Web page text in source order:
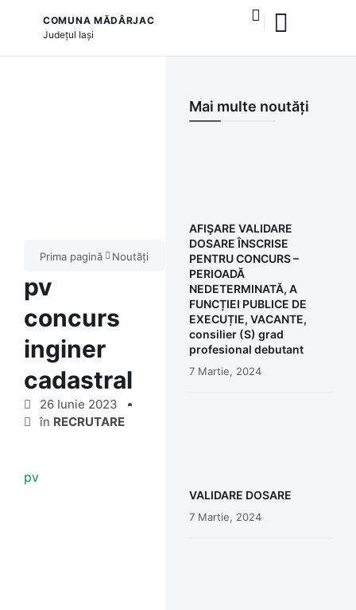
COMUNA MĂDÂRJAC
Județul Iași
Prima pagină Noutăți
pv
concurs
inginer
cadastral
26 Iunie 2023
în RECRUTARE
pv
Mai multe noutăți
AFIŞARE VALIDARE
DOSARE ÎNSCRISE
PENTRU CONCURS –
PERIOADĂ
NEDETERMINATĂ, A
FUNCȚIEI PUBLICE DE
EXECUȚIE, VACANTE,
consilier (S) grad
profesional debutant
7 Martie, 2024
VALIDARE DOSARE
7 Martie, 2024